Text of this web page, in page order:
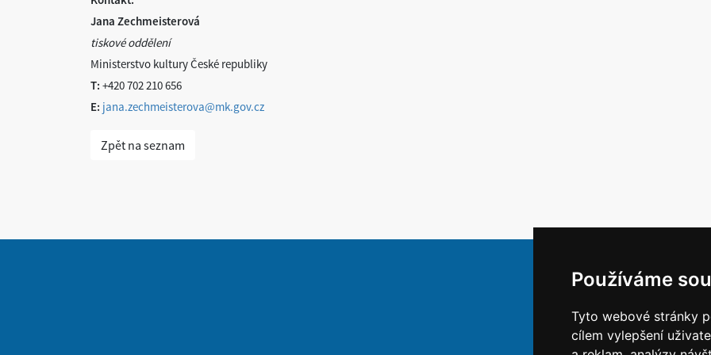
Používáme
Tyto webové stránky
cílem vylepšení
Jana Zechmeisterová
tiskové oddělení
Ministerstvo kultury České republiky
T: +420 702 210 656
E: jana.zechmeisterova@mk.gov.cz